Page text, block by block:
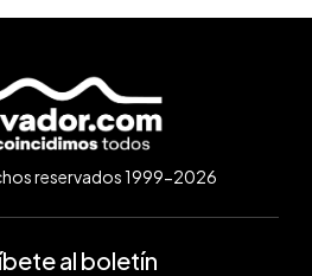
reservados 1999-2026
al boletín